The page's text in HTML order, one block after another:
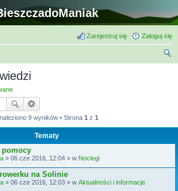
Zaloguj się
Zarejestruj się
9 wyników • Strona 1 z 1
Tematy
pomocy
» 06 cze 2016, 12:04 » w Noclegi
na Solinie
» 06 cze 2016, 12:03 » w Aktualności i informacje